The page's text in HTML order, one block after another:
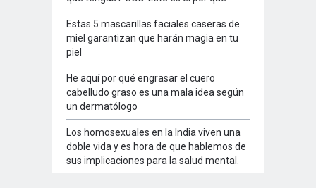
Estas 5 mascarillas faciales caseras de
miel garantizan que harán magia en tu
piel
He aquí por qué engrasar el cuero
cabelludo graso es una mala idea según
un dermatólogo
Los homosexuales en la India viven una
doble vida y es hora de que hablemos de
sus implicaciones para la salud mental.